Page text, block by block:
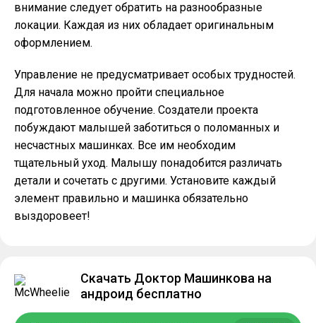
внимание следует обратить на разнообразные
локации. Каждая из них обладает оригинальным
оформлением.
Управление не предусматривает особых трудностей.
Для начала можно пройти специальное
подготовленное обучение. Создатели проекта
побуждают малышей заботиться о поломанных и
несчастных машинках. Все им необходим
тщательный уход. Малышу понадобится различать
детали и сочетать с другими. Установите каждый
элемент правильно и машинка обязательно
выздоровеет!
Скачать Доктор Машинкова на
андроид бесплатно